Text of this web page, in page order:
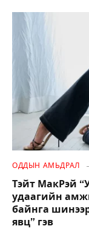
ОДДЫН АМЬДРАЛ
Тэйт МакРэй
удаагийн
байнга
явц” гэв